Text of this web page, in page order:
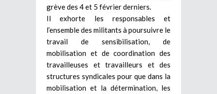
grève des 4 et 5 février derniers.
Il exhorte les responsables et
l’ensemble des militants à poursuivre le
travail de sensibilisation, de
mobilisation et de coordination des
travailleuses et travailleurs et des
structures syndicales pour que dans la
mobilisation et la détermination, les